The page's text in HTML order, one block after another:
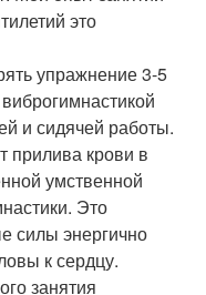
это
упражнение 3-5
и сидячей работы.
прилива крови в
умственной
Это
силы энергично
к сердцу.
занятия